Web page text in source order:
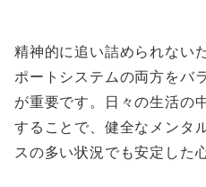
精神的に追い詰められない
ポートシステムの両方をバ
が重要です。日々の生活の
することで、健全なメンタ
スの多い状況でも安定した